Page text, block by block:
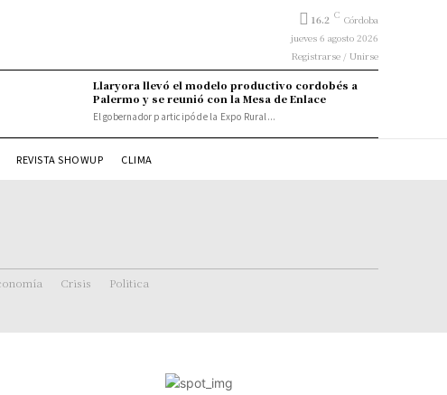
16.2 C Córdoba
jueves 6 agosto 2026
Registrarse / Unirse
Llaryora llevó el modelo productivo cordobés a
Palermo y se reunió con la Mesa de Enlace
El gobernador participó de la Expo Rural...
REVISTA SHOWUP CLIMA
Crisis Politica